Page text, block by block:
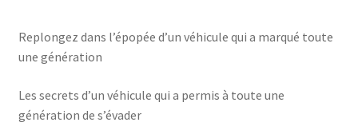
Replongez dans l’épopée d’un véhicule qui a marqué toute
une génération
Les secrets d’un véhicule qui a permis à toute une
génération de s’évader